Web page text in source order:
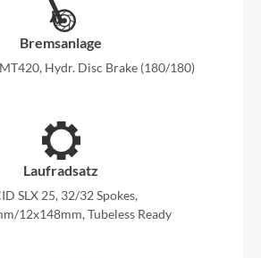
Bremsanlage
Hydr. Disc Brake (180/180)
Laufradsatz
SLX 25, 32/32 Spokes,
12x148mm, Tubeless Ready